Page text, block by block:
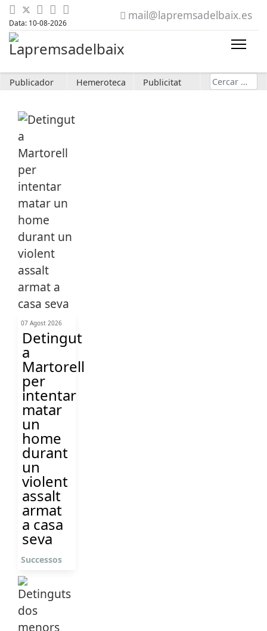
Data: 10-08-2026
mail@lapremsadelbaix.es
Publicador Hemeroteca Publicitat Cerca
07 Agost 2026
Detingut
a
Martorell
per
intentar
matar
un
home
durant
un
violent
assalt
armat
a casa
seva
Successos